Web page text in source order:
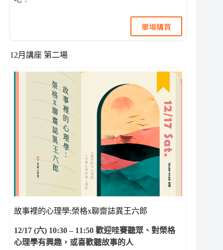
單場購買
12月講座 第二場
故事裡的心理學:榮格x聊齋誌異王六郎
12/17 (六) 10:30 – 11:50 歡迎哇賽聽眾、對榮格
心理學有興趣，或喜歡聽故事的人